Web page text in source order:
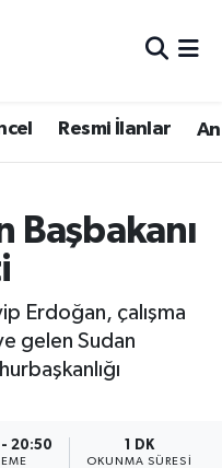
Resmi İlanlar
Başbakanı
Erdoğan, çalışma
gelen Sudan
20:50 1 DK
OKUNMA SÜRESI
Fikstür